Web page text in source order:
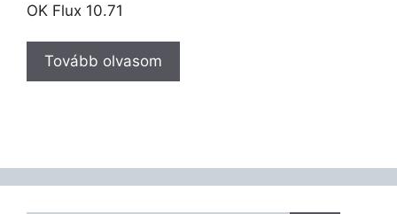
OK Flux 10.71
Tovább olvasom